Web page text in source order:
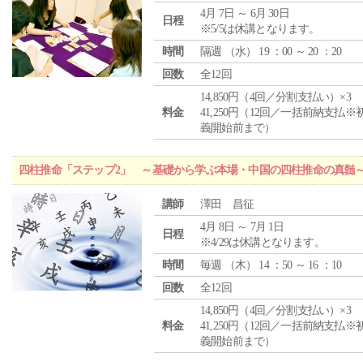
日程
4月 7日 ～ 6月 30日
※5/5は休講となります。
時間
隔週 （水） 19 ：00 ～ 20 ：20
回数
全12回
料金
14,850円（4回／分割支払い）×3
41,250円（12回／一括前納支払※
義開始前まで）
四柱推命「ステップ2」 ～基礎から学ぶ本場・中国の四柱推命の真髄
講師 澤田 昌征
日程
4月 8日 ～ 7月 1日
※4/29は休講となります。
時間
毎週 （木） 14 ：50 ～ 16 ：10
回数
全12回
料金
14,850円（4回／分割支払い）×3
41,250円（12回／一括前納支払※
義開始前まで）